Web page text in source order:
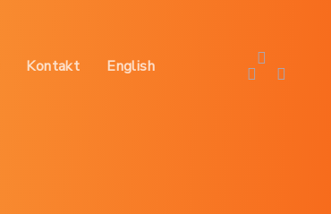
Kontakt English